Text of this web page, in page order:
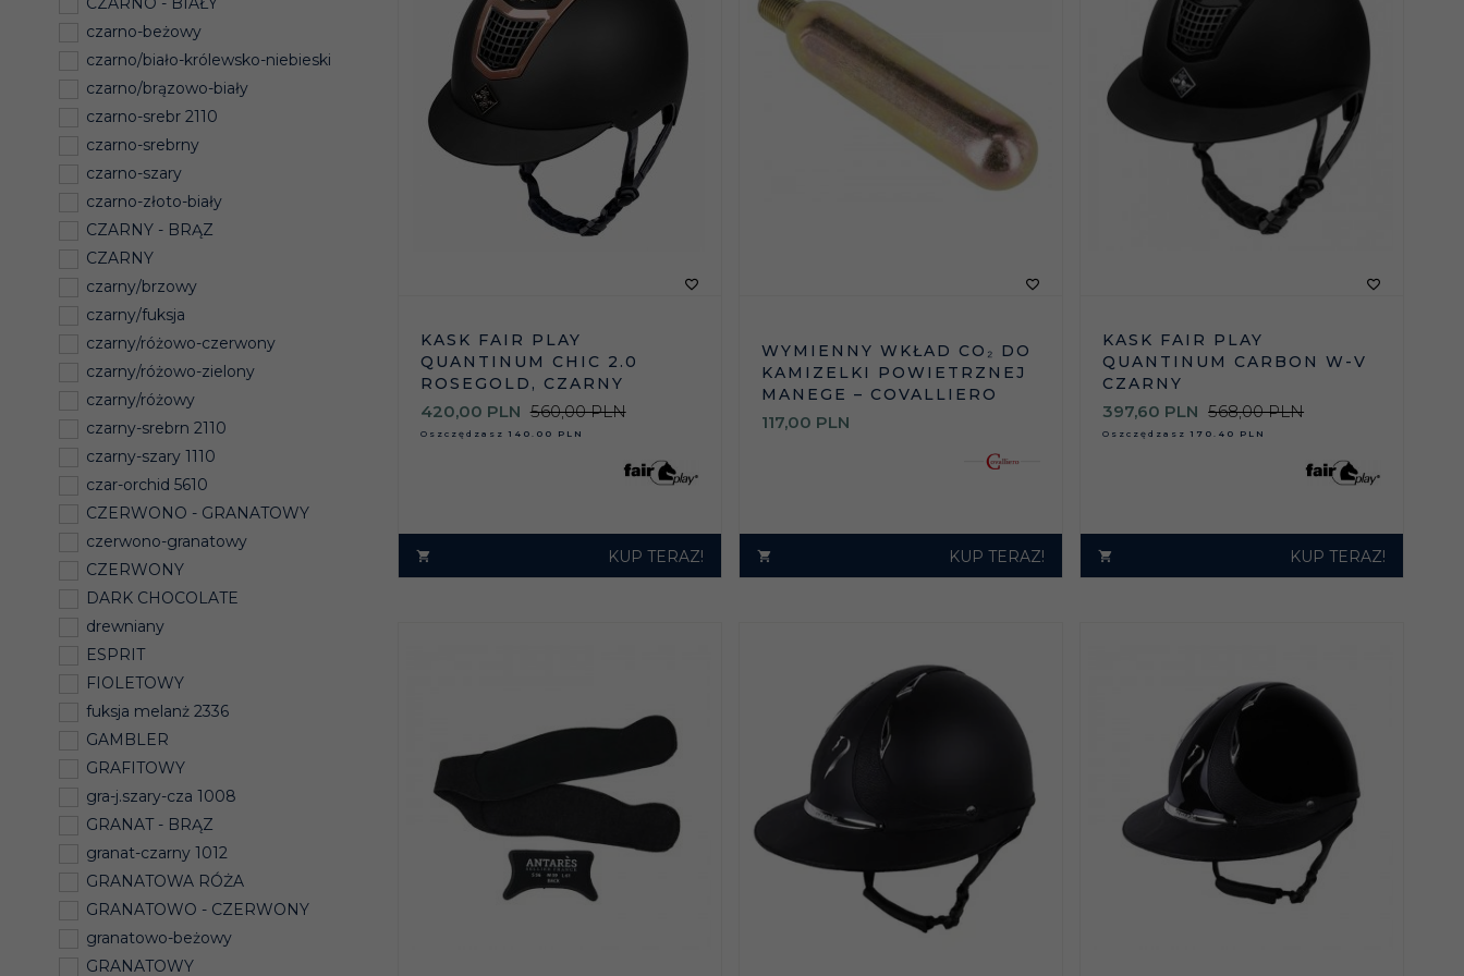
czarno-beżowy
czarno/biało-królewsko-niebieski
czarno/brązowo-biały
czarno-srebr 2110
czarno-srebrny
czarno-szary
czarno-złoto-biały
CZARNY - BRĄZ
CZARNY
czarny/brzowy
czarny/fuksja
czarny/różowo-czerwony
czarny/różowo-zielony
czarny/różowy
czarny-srebrn 2110
czarny-szary 1110
czar-orchid 5610
CZERWONO - GRANATOWY
czerwono-granatowy
CZERWONY
DARK CHOCOLATE
drewniany
ESPRIT
FIOLETOWY
fuksja melanż 2336
GAMBLER
GRAFITOWY
gra-j.szary-cza 1008
GRANAT - BRĄZ
granat-czarny 1012
GRANATOWA RÓŻA
GRANATOWO - CZERWONY
granatowo-beżowy
GRANATOWY
KASK FAIR PLAY
QUANTINUM CHIC 2.0
ROSEGOLD, CZARNY
420,00 PLN 560,00 PLN
Oszczędzasz 140.00 PLN
KUP TERAZ!
WYMIENNY WKŁAD CO₂ DO
KAMIZELKI POWIETRZNEJ
MANEGE – COVALLIERO
117,00 PLN
KUP TERAZ!
KASK FAIR PLAY
QUANTINUM CARBON W-V
CZARNY
397,60 PLN 568,00 PLN
Oszczędzasz170.40 PLN
KUP TERAZ!